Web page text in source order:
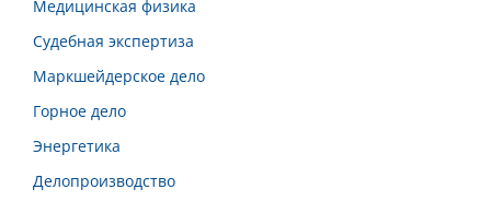
Медицинская физика
Судебная экспертиза
Маркшейдерское дело
Горное дело
Энергетика
Делопроизводство